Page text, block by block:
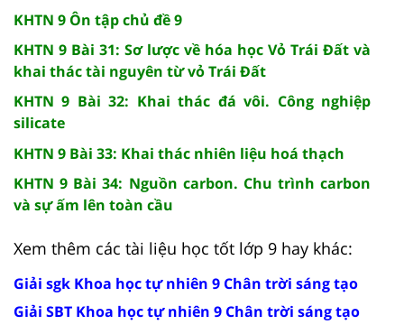
KHTN 9 Ôn tập chủ đề 9
KHTN 9 Bài 31: Sơ lược về hóa học Vỏ Trái Đất và
khai thác tài nguyên từ vỏ Trái Đất
KHTN 9 Bài 32: Khai thác đá vôi. Công nghiệp
silicate
KHTN 9 Bài 33: Khai thác nhiên liệu hoá thạch
KHTN 9 Bài 34: Nguồn carbon. Chu trình carbon
và sự ấm lên toàn cầu
Xem thêm các tài liệu học tốt lớp 9 hay khác:
Giải sgk Khoa học tự nhiên 9 Chân trời sáng tạo
Giải SBT Khoa học tự nhiên 9 Chân trời sáng tạo